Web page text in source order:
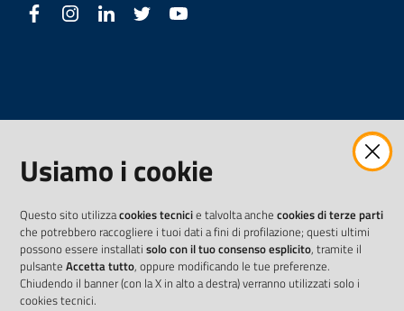
FacebookInstagramLinkedIn Twitter
Usiamo i cookie
Questo sito utilizzacookies tecnicie talvolta anche cookies di terze parti
che potrebbero raccogliere i tuoi dati a fini di profilazione; questi ultimi
possono essere installati solo con il tuo consenso esplicito, tramite il
pulsante Accetta tutto, oppure modificando le tue preferenze.
Chiudendo il banner (con la X in alto a destra) verranno utilizzati solo i
cookies tecnici.